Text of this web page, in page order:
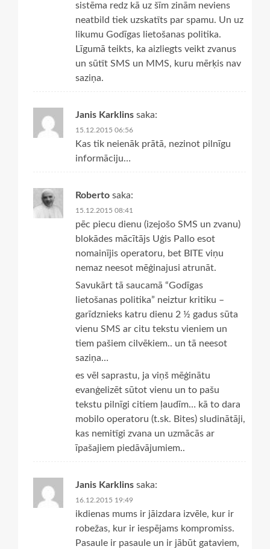
sistēma redz kā uz šīm zinām neviens
neatbild tiek uzskatīts par spamu. Un uz
likumu Godīgas lietošanas politika.
Līgumā teikts, ka aizliegts veikt zvanus
un sūtīt SMS un MMS, kuru mērķis nav
saziņa.
Janis Karklins saka:
15.12.2015 06:56
Kas tik neienāk prātā, nezinot pilnīgu
informāciju…
Roberto saka:
15.12.2015 08:41
pēc piecu dienu (izejošo SMS un zvanu)
blokādes mācītājs Uģis Pallo esot
nomainījis operatoru, bet BITE viņu
nemaz neesot mēģinajusi atrunāt.
Savukārt tā saucamā “Godīgas
lietošanas politika” neiztur kritiku –
garīdznieks katru dienu 2 ½ gadus sūta
vienu SMS ar citu tekstu vieniem un
tiem pašiem cilvēkiem.. un tā neesot
saziņa…
es vēl saprastu, ja viņš mēģinātu
evanģelizēt sūtot vienu un to pašu
tekstu pilnīgi citiem ļaudīm… kā to dara
mobilo operatoru (t.sk. Bites) sludinātāji,
kas nemitīgi zvana un uzmācās ar
īpašajiem piedāvājumiem..
Janis Karklins saka:
16.12.2015 19:49
ikdienas mums ir jāizdara izvēle, kur ir
robežas, kur ir iespējams kompromiss.
Pasaule ir pasaule un ir jābūt gataviem,